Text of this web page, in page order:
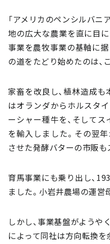
「アメリカのペンシルバニ
地の広大な農業を直に目
事業を農牧事業の基軸に
の道をたどり始めたのは、
家畜を改良し、植林造成
はオランダからホルスタ
ーシャー種牛を、そして
を輸入しました。その翌
させた発酵バターの市販も
育馬事業にも乗り出し、
ました。小岩井農場の運営
しかし、事業基盤がようや
によって同社は方向転換を